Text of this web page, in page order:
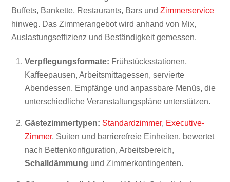
Buffets, Bankette, Restaurants, Bars undZimmerservice
hinweg. Das Zimmerangebot wird anhand von Mix,
Auslastungseffizienz und Beständigkeit gemessen.
Verpflegungsformate: Frühstücksstationen,
Kaffeepausen, Arbeitsmittagessen, servierte
Abendessen, Empfänge und anpassbare Menüs, die
unterschiedliche Veranstaltungspläne unterstützen.
Gästezimmertypen: Standardzimmer, Executive-
Zimmer, Suiten und barrierefreie Einheiten, bewertet
nach Bettenkonfiguration, Arbeitsbereich,
Schalldämmung und Zimmerkontingenten.